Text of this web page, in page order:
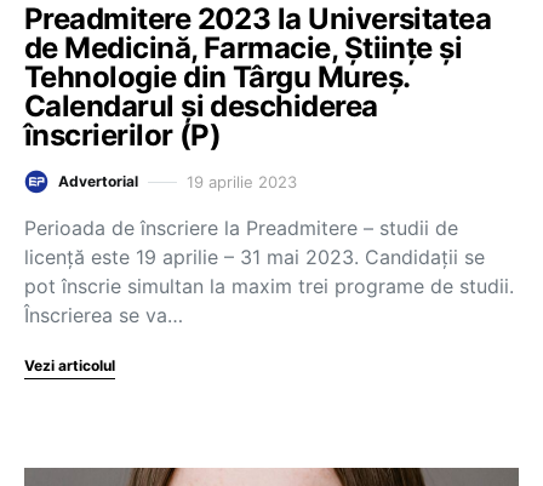
Preadmitere 2023 la Universitatea
de Medicină, Farmacie, Științe și
Tehnologie din Târgu Mureș.
Calendarul și deschiderea
înscrierilor (P)
Advertorial 19 aprilie 2023
Perioada de înscriere la Preadmitere – studii de
licență este 19 aprilie – 31 mai 2023. Candidații se
pot înscrie simultan la maxim trei programe de studii.
Înscrierea se va…
Vezi articolul